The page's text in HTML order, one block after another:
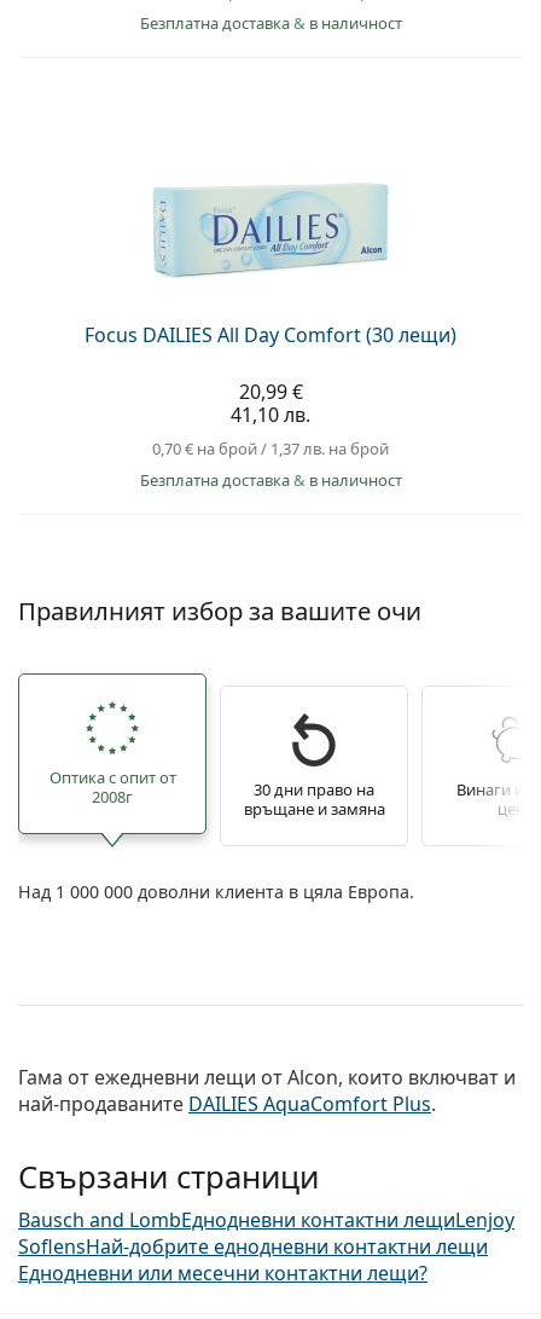
Безплатна доставка& в наличност
Focus DAILIES All Day Comfort (30 лещи)
20,99 €
41,10 лв.
0,70 € на брой/ 1,37 лв. на брой
Безплатна доставка& в наличност
Правилният избор за вашите очи
Оптика с опит от
2008г
30 дни право на
връщане и замяна
Винаги
цени
Над 1 000 000 доволни клиента в цяла Европа.
Гама от ежедневни лещи от Alcon, които включват и
най-продаваните DAILIES AquaComfort Plus.
Свързани страници
Bausch and LombЕднодневни контактни лещиLenjoy
SoflensНай-добрите еднодневни контактни лещи
Еднодневни или месечни контактни лещи?